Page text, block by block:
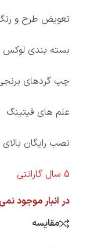
تعویض طرح و رنگ تا 48
بسته بندی لوکس
چپ گردهای
علم های فیتینگ
نصب رایگان بالای 10 دست
5 سال گارانتی
در انبار موجود
مقایسه